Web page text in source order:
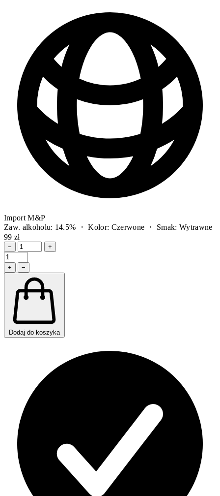
Import M&P
Zaw. alkoholu: 14.5% ・ Kolor: Czerwone ・ Smak: Wytrawne
99 zł
− +
+ −
Dodaj do koszyka